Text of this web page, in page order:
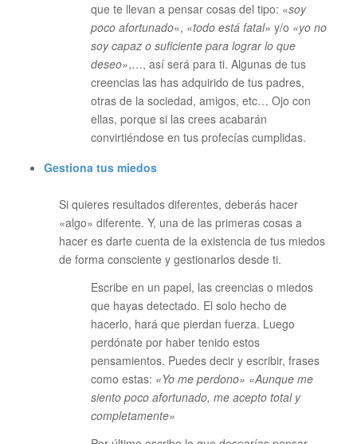
que te llevan a pensar cosas del tipo: «soy
poco afortunado«, «todo está fatal» y/o «yo no
soy capaz o suficiente para lograr lo que
deseo»,…, así será para ti. Algunas de tus
creencias las has adquirido de tus padres,
otras de la sociedad, amigos, etc… Ojo con
ellas, porque si las crees acabarán
convirtiéndose en tus profecías cumplidas.
Gestiona tus miedos
Si quieres resultados diferentes, deberás hacer
«algo» diferente. Y, una de las primeras cosas a
hacer es darte cuenta de la existencia de tus miedos
de forma consciente y gestionarlos desde ti.
Escribe en un papel, las creencias o miedos
que hayas detectado. El solo hecho de
hacerlo, hará que pierdan fuerza. Luego
perdónate por haber tenido estos
pensamientos. Puedes decir y escribir, frases
como estas: «Yo me perdono» «Aunque me
siento poco afortunado, me acepto total y
completamente»